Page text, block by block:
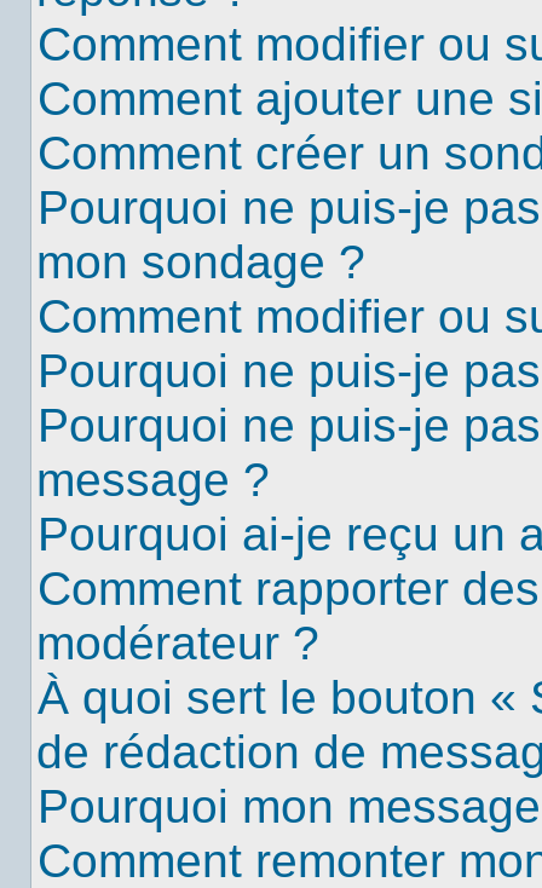
Comment modifier ou
Comment ajouter une
Comment créer un
Pourquoi ne puis-je
mon sondage ?
Comment modifier ou
Pourquoi ne puis-je
Pourquoi ne puis-je
message ?
Pourquoi ai-je reçu un
Comment rapporter
modérateur ?
À quoi sert le bouton «
de rédaction de
Pourquoi mon
Comment remonter